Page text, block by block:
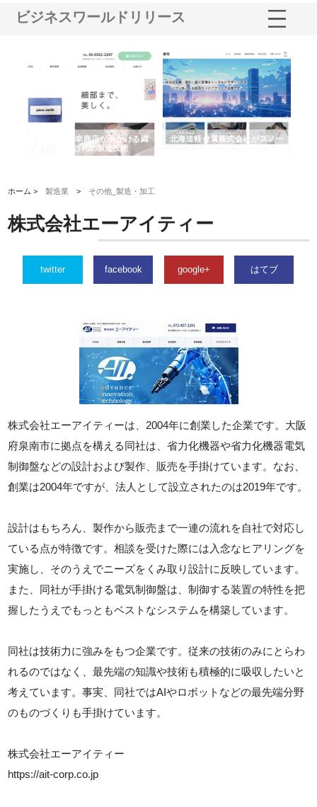
ビジネスワールドリリース
有限会社松幸商店が手がける織
ネームと下げ札の製造技術
北海道軽金属株式会社がスノー
ホーム >製造業 > その他_製造・加工
株式会社エーアイティー
twitter facebook google+ はてブ
株式会社エーアイティーは、2004年に創業した企業です。大阪
府泉南市に拠点を構える同社は、省力化機器や省力化機器電気
制御盤などの設計および製作、販売を手掛けています。なお、
創業は2004年ですが、法人として設立されたのは2019年です。
設計はもちろん、製作から販売まで一連の流れを自社で対応し
ている点が特徴です。相談を受けた際には入念なヒアリングを
実施し、そのうえでニーズをくみ取り設計に反映しています。
また、同社が手掛ける電気制御盤は、制御する装置の特性を把
握したうえでもっともベストなシステムを構築しています。
同社は技術力に強みをもつ企業です。従来の技術のみにとらわ
れるのではなく、最先端の知識や技術も積極的に吸収したいと
考えています。事実、同社ではAIやロボットなどの最先端分野
のものづくりも手掛けています。
株式会社エーアイティー
https://ait-corp.co.jp